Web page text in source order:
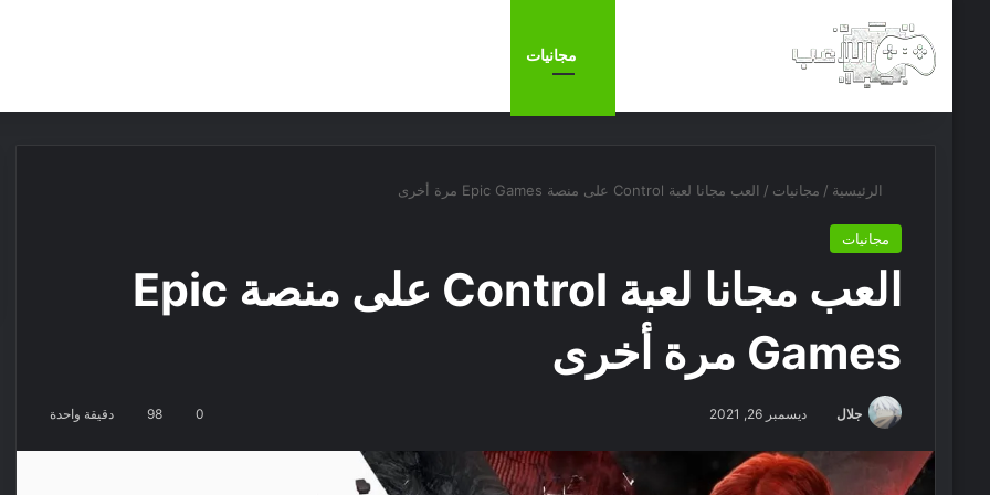
مجانيات
الرئيسية / مجانيات / العب مجانا لعبة Control على منصة Epic Games مرة أخرى
مجانيات
العب مجانا لعبة Control على منصة Epic
Games مرة أخرى
جلال ديسمبر 26, 2021 0
98 دقيقة واحدة